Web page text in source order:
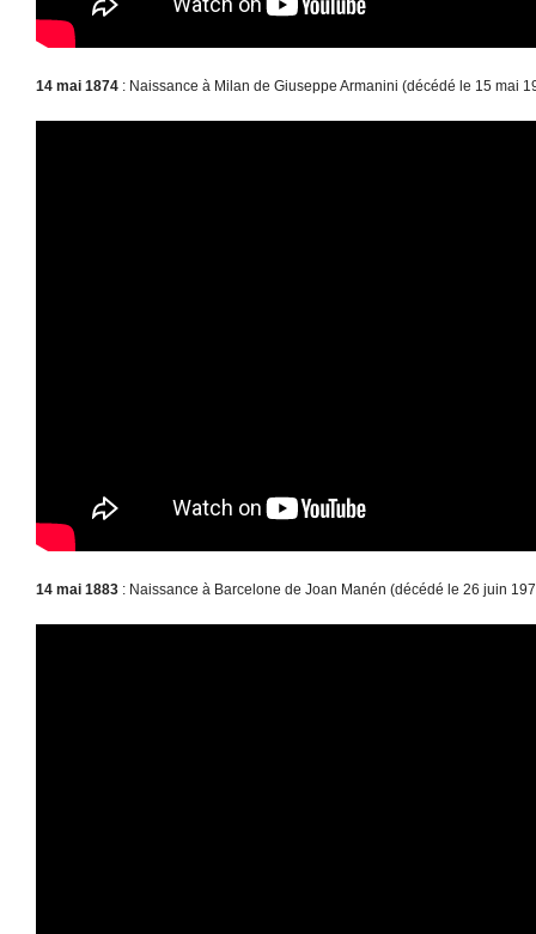
14 mai 1874 : Naissance à Milan de Giuseppe Armanini (décédé le 15 mai
14 mai 1883 : Naissance à Barcelone de Joan Manén (décédé le 26 juin